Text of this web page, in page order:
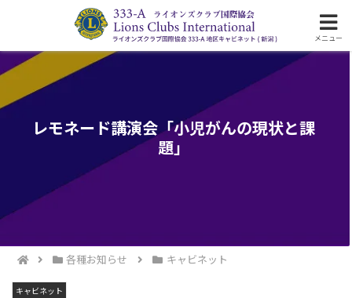
ライオンズクラブ国際協会333-A地区の活動
レモネード講演会「小児がんの現状と課
題」
各種お知らせ キャビネット
キャビネット
メニュー